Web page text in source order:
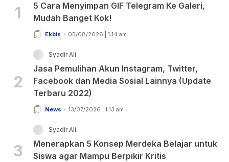
1
5 Cara Menyimpan GIF Telegram Ke Galeri,
Mudah Banget Kok!
Ekbis 05/08/2026 | 1:14 am
2
Syadir Ali
Jasa Pemulihan Akun Instagram, Twitter,
Facebook dan Media Sosial Lainnya (Update
Terbaru 2022)
News 13/07/2026 | 1:13 am
3
Syadir Ali
Menerapkan 5 Konsep Merdeka Belajar untuk
Siswa agar Mampu Berpikir Kritis